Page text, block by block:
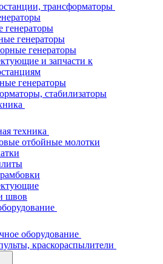
трансформаторы
генераторы
генераторы
генераторы
и запчасти к
генераторы
стабилизаторы
техника
отбойные молотки
швов
оборудование
краскораспылители